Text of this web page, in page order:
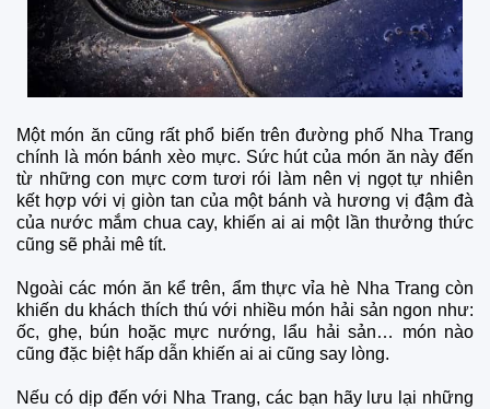
Một món ăn cũng rất phổ biến trên đường phố Nha Trang
chính là món bánh xèo mực. Sức hút của món ăn này đến
từ những con mực cơm tươi rói làm nên vị ngọt tự nhiên
kết hợp với vị giòn tan của một bánh và hương vị đậm đà
của nước mắm chua cay, khiến ai ai một lần thưởng thức
cũng sẽ phải mê tít.
Ngoài các món ăn kể trên, ẩm thực vỉa hè Nha Trang còn
khiến du khách thích thú với nhiều món hải sản ngon như:
ốc, ghẹ, bún hoặc mực nướng, lẩu hải sản… món nào
cũng đặc biệt hấp dẫn khiến ai ai cũng say lòng.
Nếu có dịp đến với Nha Trang, các bạn hãy lưu lại những